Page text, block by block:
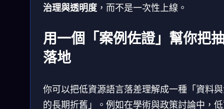
治理與透明度 ，而不是一次性上線。
用一個「案例佐證」幫你把
落地
你可以把低資源語言落差理解成一種「資料
的長期折舊」。例如在學術與政策討論中，